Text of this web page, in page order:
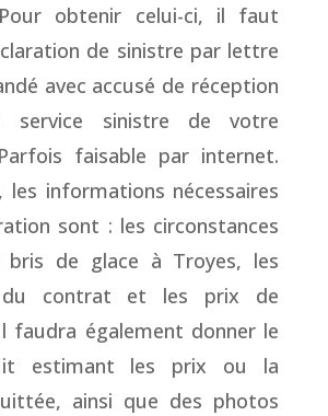
Pour obtenir celui-ci, il faut
de sinistre par lettre
avec accusé de réception
service sinistre de votre
faisable par internet.
les informations nécessaires
sont : les circonstances
bris de glace à Troyes, les
du contrat et les prix de
faudra également donner le
estimant les prix ou la
ainsi que des photos